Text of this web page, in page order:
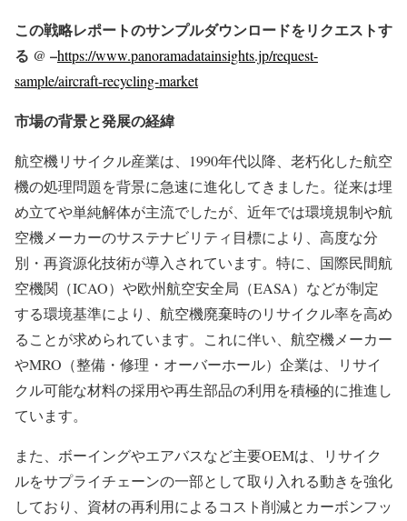
この戦略レポートのサンプルダウンロードをリクエストす
る @ –https://www.panoramadatainsights.jp/request-
sample/aircraft-recycling-market
市場の背景と発展の経緯
航空機リサイクル産業は、1990年代以降、老朽化した航空
機の処理問題を背景に急速に進化してきました。従来は埋
め立てや単純解体が主流でしたが、近年では環境規制や航
空機メーカーのサステナビリティ目標により、高度な分
別・再資源化技術が導入されています。特に、国際民間航
空機関（ICAO）や欧州航空安全局（EASA）などが制定
する環境基準により、航空機廃棄時のリサイクル率を高め
ることが求められています。これに伴い、航空機メーカー
やMRO（整備・修理・オーバーホール）企業は、リサイ
クル可能な材料の採用や再生部品の利用を積極的に推進し
ています。
また、ボーイングやエアバスなど主要OEMは、リサイク
ルをサプライチェーンの一部として取り入れる動きを強化
しており、資材の再利用によるコスト削減とカーボンフッ